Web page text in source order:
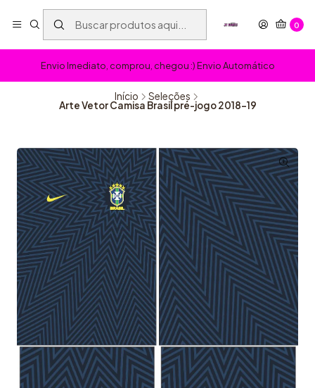
0
Envio Imediato, comprou, chegou :) Envio Automático
Início Seleções
Arte Vetor Camisa Brasil pré-jogo 2018-19